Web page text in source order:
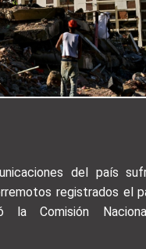
del país
registrados el
la Comisión